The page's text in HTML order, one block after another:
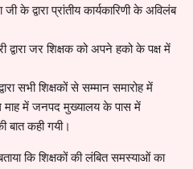
के द्वारा प्रांतीय कार्यकारिणी के अविलंब
जर शिक्षक को अपने हको के पक्ष में
सभी शिक्षकों से सम्मान समारोह में
माह में जनपद मुख्यालय के पास में
बात कही गयी।
कि शिक्षकों की लंबित समस्याओं का